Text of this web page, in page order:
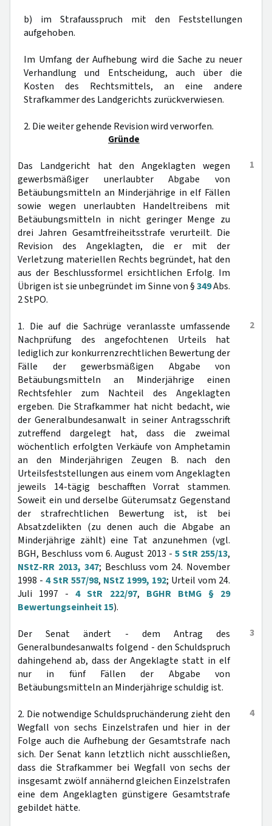
b) im Strafausspruch mit den Feststellungen
aufgehoben.
Im Umfang der Aufhebung wird die Sache zu neuer
Verhandlung und Entscheidung, auch über die
Kosten des Rechtsmittels, an eine andere
Strafkammer des Landgerichts zurückverwiesen.
2. Die weiter gehende Revision wird verworfen.
Gründe
1
Das Landgericht hat den Angeklagten wegen
gewerbsmäßiger unerlaubter Abgabe von
Betäubungsmitteln an Minderjährige in elf Fällen
sowie wegen unerlaubten Handeltreibens mit
Betäubungsmitteln in nicht geringer Menge zu
drei Jahren Gesamtfreiheitsstrafe verurteilt. Die
Revision des Angeklagten, die er mit der
Verletzung materiellen Rechts begründet, hat den
aus der Beschlussformel ersichtlichen Erfolg. Im
Übrigen ist sie unbegründet im Sinne von §349Abs.
2 StPO.
2
1. Die auf die Sachrüge veranlasste umfassende
Nachprüfung des angefochtenen Urteils hat
lediglich zur konkurrenzrechtlichen Bewertung der
Fälle der gewerbsmäßigen Abgabe von
Betäubungsmitteln an Minderjährige einen
Rechtsfehler zum Nachteil des Angeklagten
ergeben. Die Strafkammer hat nicht bedacht, wie
der Generalbundesanwalt in seiner Antragsschrift
zutreffend dargelegt hat, dass die zweimal
wöchentlich erfolgten Verkäufe von Amphetamin
an den Minderjährigen Zeugen B. nach den
Urteilsfeststellungen aus einem vom Angeklagten
jeweils 14-tägig beschafften Vorrat stammen.
Soweit ein und derselbe Güterumsatz Gegenstand
der strafrechtlichen Bewertung ist, ist bei
Absatzdelikten (zu denen auch die Abgabe an
Minderjährige zählt) eine Tat anzunehmen (vgl.
BGH, Beschluss vom 6. August 2013 - 5 StR 255/13,
NStZ-RR 2013, 347; Beschluss vom 24. November
1998 - 4 StR 557/98, NStZ 1999, 192; Urteil vom 24.
Juli 1997 -4 StR 222/97, BGHR BtMG § 29
Bewertungseinheit 15).
3
Der Senat ändert - dem Antrag des
Generalbundesanwalts folgend - den Schuldspruch
dahingehend ab, dass der Angeklagte statt in elf
nur in fünf Fällen der Abgabe von
Betäubungsmitteln an Minderjährige schuldig ist.
4
2. Die notwendige Schuldspruchänderung zieht den
Wegfall von sechs Einzelstrafen und hier in der
Folge auch die Aufhebung der Gesamtstrafe nach
sich. Der Senat kann letztlich nicht ausschließen,
dass die Strafkammer bei Wegfall von sechs der
insgesamt zwölf annähernd gleichen Einzelstrafen
eine dem Angeklagten günstigere Gesamtstrafe
gebildet hätte.